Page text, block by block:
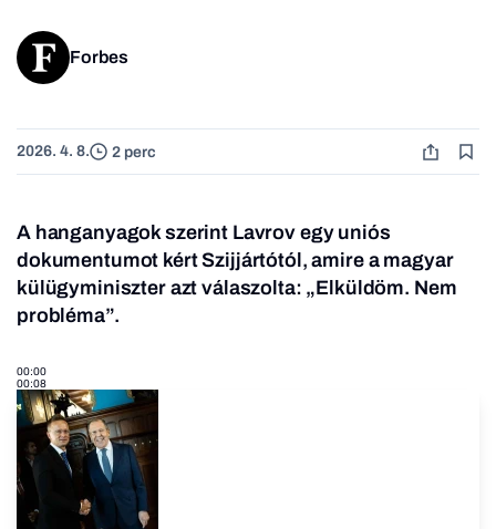
Forbes
2026. 4. 8. 2 perc
A hanganyagok szerint Lavrov egy uniós
dokumentumot kért Szijjártótól, amire a magyar
külügyminiszter azt válaszolta: „Elküldöm. Nem
probléma”.
00:00
00:08